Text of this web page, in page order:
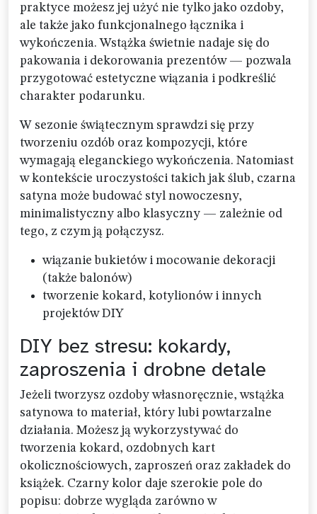
praktyce możesz jej użyć nie tylko jako ozdoby,
ale także jako funkcjonalnego łącznika i
wykończenia. Wstążka świetnie nadaje się do
pakowania i dekorowania prezentów — pozwala
przygotować estetyczne wiązania i podkreślić
charakter podarunku.
W sezonie świątecznym sprawdzi się przy
tworzeniu ozdób oraz kompozycji, które
wymagają eleganckiego wykończenia. Natomiast
w kontekście uroczystości takich jak ślub, czarna
satyna może budować styl nowoczesny,
minimalistyczny albo klasyczny — zależnie od
tego, z czym ją połączysz.
wiązanie bukietów i mocowanie dekoracji
(także balonów)
tworzenie kokard, kotylionów i innych
projektów DIY
DIY bez stresu: kokardy,
zaproszenia i drobne detale
Jeżeli tworzysz ozdoby własnoręcznie, wstążka
satynowa to materiał, który lubi powtarzalne
działania. Możesz ją wykorzystywać do
tworzenia kokard, ozdobnych kart
okolicznościowych, zaproszeń oraz zakładek do
książek. Czarny kolor daje szerokie pole do
popisu: dobrze wygląda zarówno w